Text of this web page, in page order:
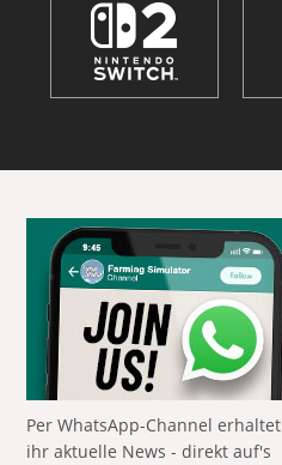
Per WhatsApp-Channel erhaltet
ihr aktuelle News - direkt auf's